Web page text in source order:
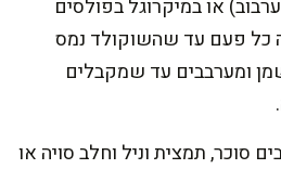
או במיקרוגל בפולסים
כל פעם עד שהשוקולד נמס
ומערבבים עד שמקבלים
סוכר, תמצית וניל וחלב סויה או